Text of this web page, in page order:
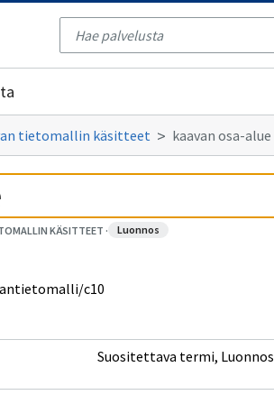
tietomallin käsitteet kaavan osa-alue
KÄSITTEET · luonnos
c10
Suositettava termi, Luonnos